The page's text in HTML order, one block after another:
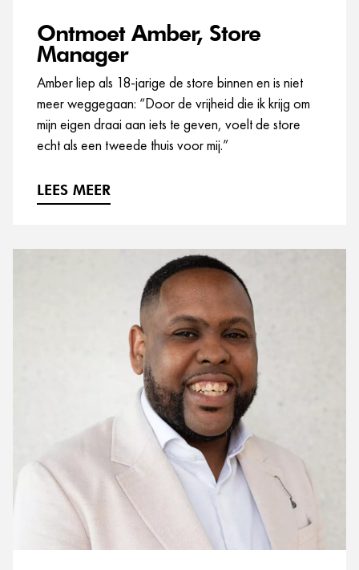
Ontmoet Amber, Store
Manager
Amber liep als 18-jarige de store binnen en is niet
meer weggegaan: “Door de vrijheid die ik krijg om
mijn eigen draai aan iets te geven, voelt de store
echt als een tweede thuis voor mij.”
LEES MEER